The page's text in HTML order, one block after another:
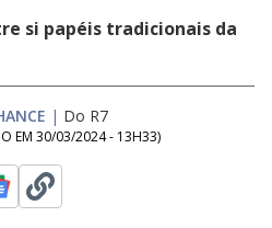
si papéis tradicionais da
| Do R7
EM 30/03/2024 - 13H33)